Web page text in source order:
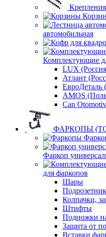
автомобильная
Комплектующие
LUX
Атлант
ЕвроДеталь
AMOS
Can
ФАРКОПЫ
Фаркоп
для фаркопов
Шары
Колпачки,
Штифты
Подножки
Защита от
Вставки